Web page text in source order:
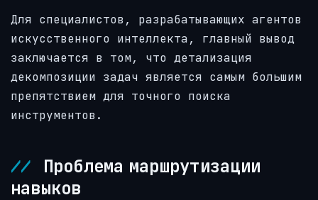
Для специалистов, разрабатывающих агентов
искусственного интеллекта, главный вывод
заключается в том, что детализация
декомпозиции задач является самым большим
препятствием для точного поиска
инструментов.
Проблема маршрутизации
навыков